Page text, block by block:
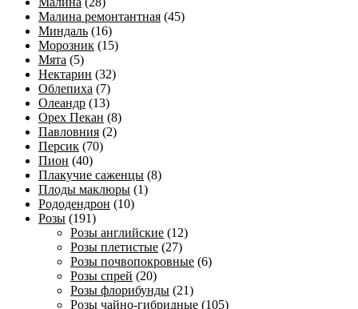
Малина ремонтантная (45)
Миндаль (16)
Морозник (15)
Мята (5)
Нектарин (32)
Облепиха (7)
Олеандр (13)
Орех Пекан (8)
Павловния (2)
Персик (70)
Пион (40)
Плакучие саженцы (8)
Плоды маклюры (1)
Рододендрон (10)
Розы (191)
Розы английские (12)
Розы плетистые (27)
Розы почвопокровные (6)
Розы спрей (20)
Розы флорибунды (21)
Розы чайно-гибридные (105)